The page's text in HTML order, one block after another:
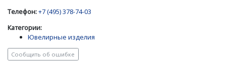
Телефон:+7 (495) 378-74-03
Категории:
Ювелирные изделия
Сообщить об ошибке